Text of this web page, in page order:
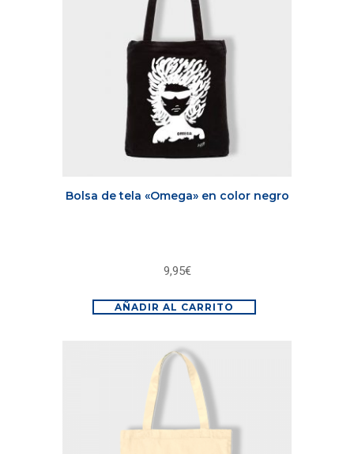
Bolsa de tela «Omega» en color negro
9,95€
AÑADIR AL CARRITO